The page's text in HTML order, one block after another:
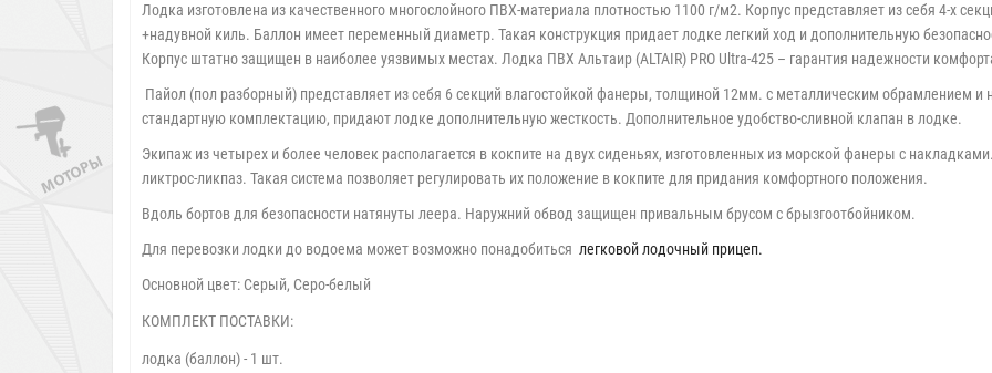
Лодка изготовлена из качественного многослойного ПВХ-материала плотностью 1100 г/м2. Корпус представляет из себя 4-х
+надувной киль. Баллон имеет переменный диаметр. Такая конструкция придает лодке легкий ход и дополнительную
Корпус штатно защищен в наиболее уязвимых местах. Лодка ПВХ Альтаир (ALTAIR) PRO Ultra-425 – гарантия надежности
Пайол (пол разборный) представляет из себя 6 секций влагостойкой фанеры, толщиной 12мм. с металлическим обрамлением
стандартную комплектацию, придают лодке дополнительную жесткость. Дополнительное удобство-сливной клапан в лодке.
Экипаж из четырех и более человек располагается в кокпите на двух сиденьях, изготовленных из морской фанеры с
ликтрос-ликпаз. Такая система позволяет регулировать их положение в кокпите для придания комфортного положения.
Вдоль бортов для безопасности натянуты леера. Наружний обвод защищен привальным брусом с брызгоотбойником.
Для перевозки лодки до водоема может возможно понадобиться легковой лодочный прицеп.
Основной цвет: Серый, Серо-белый
КОМПЛЕКТ ПОСТАВКИ:
лодка (баллон) - 1 шт.